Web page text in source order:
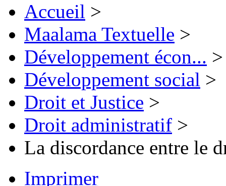
Accueil >
Maalama Textuelle >
Développement écon... >
Développement social >
Droit et Justice >
Droit administratif >
La discordance entre le
Imprimer